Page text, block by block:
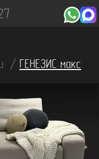
ГЕНЕЗИС макс